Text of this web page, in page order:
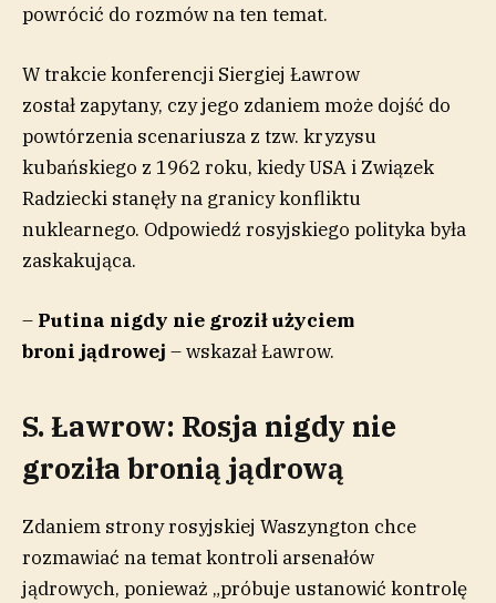
powrócić do rozmów na ten temat.
W trakcie konferencji Siergiej Ławrow
został zapytany, czy jego zdaniem może dojść do
powtórzenia scenariusza z tzw. kryzysu
kubańskiego z 1962 roku, kiedy USA i Związek
Radziecki stanęły na granicy konfliktu
nuklearnego. Odpowiedź rosyjskiego polityka była
zaskakująca.
– Putina nigdy nie groził użyciem
broni jądrowej – wskazał Ławrow.
S. Ławrow: Rosja nigdy nie
groziła bronią jądrową
Zdaniem strony rosyjskiej Waszyngton chce
rozmawiać na temat kontroli arsenałów
jądrowych, ponieważ „próbuje ustanowić kontrolę